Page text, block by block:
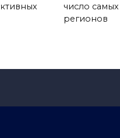
число
регионов